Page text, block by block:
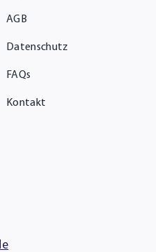
AGB
Datenschutz
FAQs
Kontakt